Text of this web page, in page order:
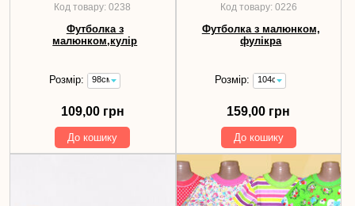
Код товару: 0238
Футболка з
малюнком,кулір
Розмір:
98см
109,00
109,00 грн
До кошику
Код товару: 0226
Футболка з малюнком,
фулікра
Розмір:
104см
159,00
159,00 грн
До кошику